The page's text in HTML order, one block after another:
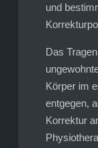
und
Das
Körper im
entgegen,
Korrektur